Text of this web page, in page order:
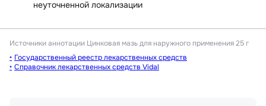
неуточненной локализации
Источники аннотации Цинковая мазь для наружного применения 25 г
Государственный реестр лекарственных средств
Справочник лекарственных средств Vidal